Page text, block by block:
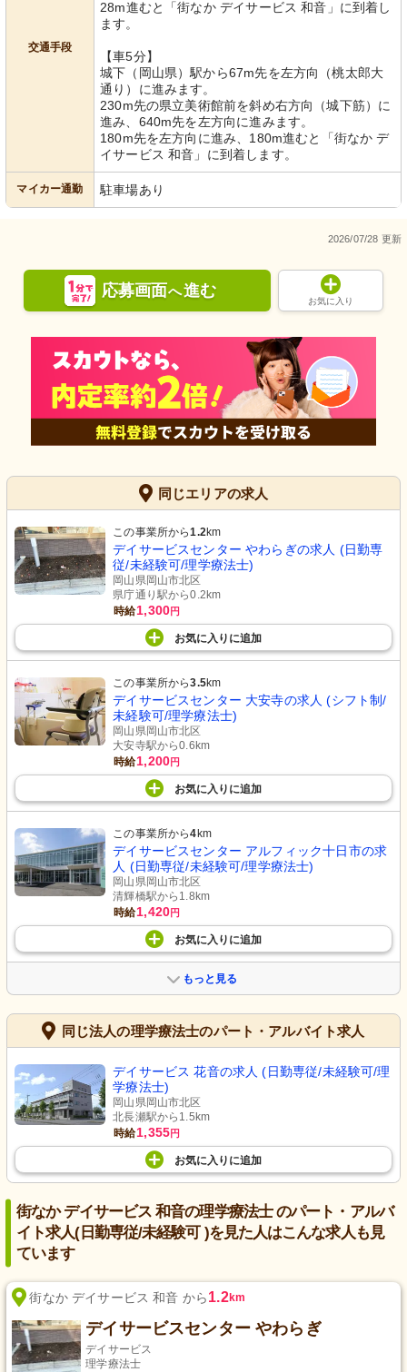
交通手段
28m進むと「街なか デイサービス 和音」に到着し
ます。
【車5分】
城下（岡山県）駅から67m先を左方向（桃太郎大
通り）に進みます。
230m先の県立美術館前を斜め右方向（城下筋）に
進み、640m先を左方向に進みます。
180m先を左方向に進み、180m進むと「街なか デ
イサービス 和音」に到着します。
マイカー通勤 駐車場あり
2026/07/28 更新
応募画面へ進む
お気に入り
同じエリアの求人
この事業所から1.2km
デイサービスセンター やわらぎの求人 (日勤専
従/未経験可/理学療法士)
岡山県岡山市北区
県庁通り駅から0.2km
時給1,300円
お気に入り に追加
この事業所から3.5km
デイサービスセンター 大安寺の求人 (シフト制/
未経験可/理学療法士)
岡山県岡山市北区
大安寺駅から0.6km
時給1,200円
お気に入り に追加
この事業所から4 km
デイサービスセンター アルフィック十日市の求
人 (日勤専従/未経験可/理学療法士)
岡山県岡山市北区
清輝橋駅から1.8km
時給1,420円
お気に入り に追加
もっと見る
同じ法人の理学療法士のパート・アルバイト求人
デイサービス 花音の求人 (日勤専従/未経験可/理
学療法士)
岡山県岡山市北区
北長瀬駅から1.5km
時給1,355円
お気に入り に追加
街なか デイサービス 和音の理学療法士 のパート・アルバ
イト求人(日勤専従/未経験可 )を見た人はこんな求人も見
ています
街なか デイサービス 和音 から1.2km
デイサービスセンター やわらぎ
デイサービス
理学療法士